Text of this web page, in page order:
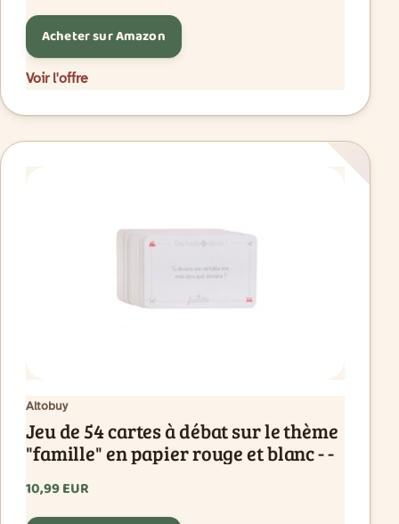
Acheter sur Amazon
Voir l'offre
Altobuy
Jeu de 54 cartes à débat sur le thème
"famille" en papier rouge et blanc - -
10,99 EUR